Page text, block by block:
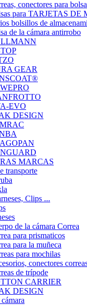
conectores para
para TARJETAS DE
bolsillos de
de la cámara antirrobo
GEAR
EVO
DESIGN
MARCAS
transporte
Clips ...
de la cámara Correa
para prismaticos
para la muñeca
para mochilas
conectores
de trípode
CARRIER
DESIGN